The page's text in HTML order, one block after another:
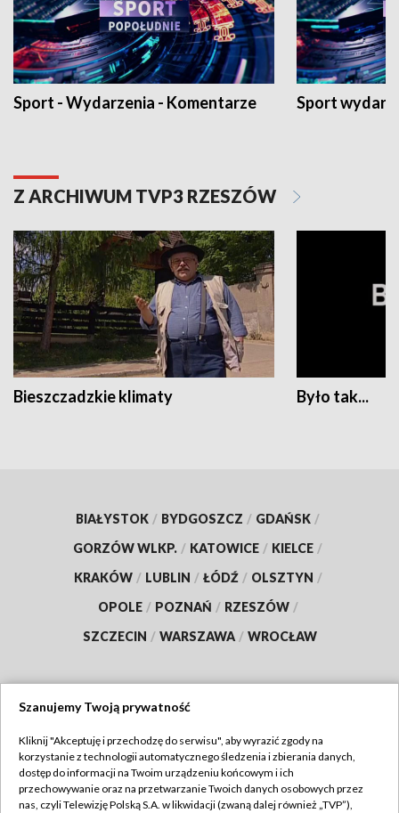
Sport - Wydarzenia - Komentarze Sport
Z ARCHIWUM TVP3 RZESZÓW
Bieszczadzkie klimaty Było tak...
BIAŁYSTOK / BYDGOSZCZ / GDAŃSK /
GORZÓW WLKP. / KATOWICE / KIELCE /
KRAKÓW / LUBLIN / ŁÓDŹ / OLSZTYN /
OPOLE / POZNAŃ / RZESZÓW /
SZCZECIN / WARSZAWA / WROCŁAW
TVP
Abonament TVP
Regulamin TVP
Szanujemy Twoją prywatność
Kliknij "Akceptuję i przechodzę do serwisu", aby wyrazić zgody na
korzystanie z technologii automatycznego śledzenia i zbierania danych,
dostęp do informacji na Twoim urządzeniu końcowym i ich
przechowywanie oraz na przetwarzanie Twoich danych osobowych przez
nas, czyli Telewizję Polską S.A. w likwidacji (zwaną dalej również „TVP”),